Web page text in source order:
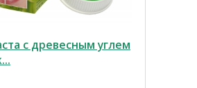
с древесным углем